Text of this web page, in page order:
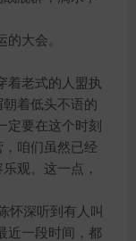
大会。
老式的人盟执
着低头不语的
定要在这个时刻
咱们虽然已经
观。这一点，
深听到有人叫
近一段时间，都